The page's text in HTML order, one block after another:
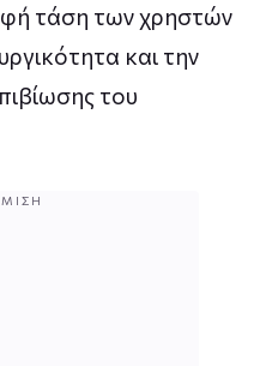
τάση των χρηστών
και την
του